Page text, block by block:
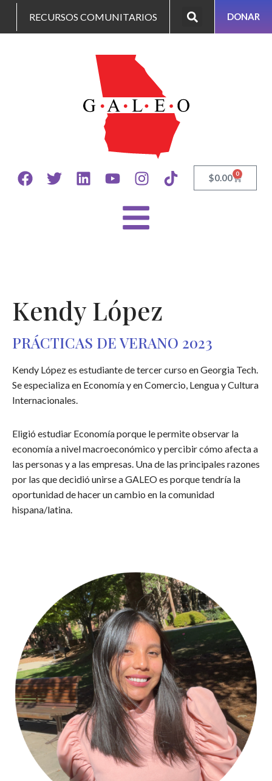
RECURSOS COMUNITARIOS DONAR
$0.00 0
Kendy López
PRÁCTICAS DE VERANO 2023
Kendy López es estudiante de tercer curso en Georgia Tech.
Se especializa en Economía y en Comercio, Lengua y Cultura
Internacionales.
Eligió estudiar Economía porque le permite observar la
economía a nivel macroeconómico y percibir cómo afecta a
las personas y a las empresas. Una de las principales razones
por las que decidió unirse a GALEO es porque tendría la
oportunidad de hacer un cambio en la comunidad
hispana/latina.